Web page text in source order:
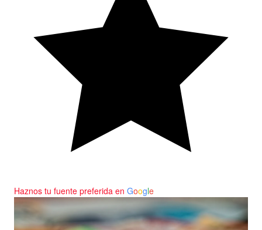
Haznos tu fuente preferida en Google